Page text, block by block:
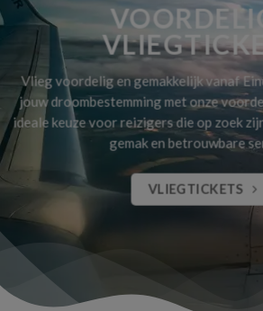
Vlieg voordelig en gemakkelijk vanaf
jouw droombestemming met onze
ideale keuze voor reizigers die op zoek
gemak en betrouwbare
VLIEGTICKETS